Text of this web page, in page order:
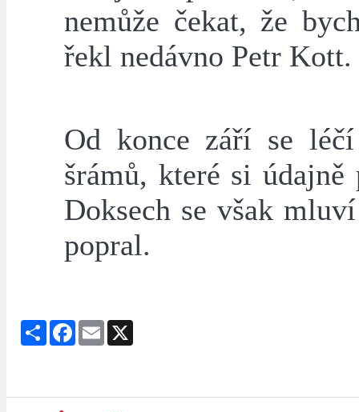
nemůže čekat, že
řekl nedávno Petr Kott.
Od konce září se
šrámů, které si
Doksech se však
popral.
Share Facebook
Email